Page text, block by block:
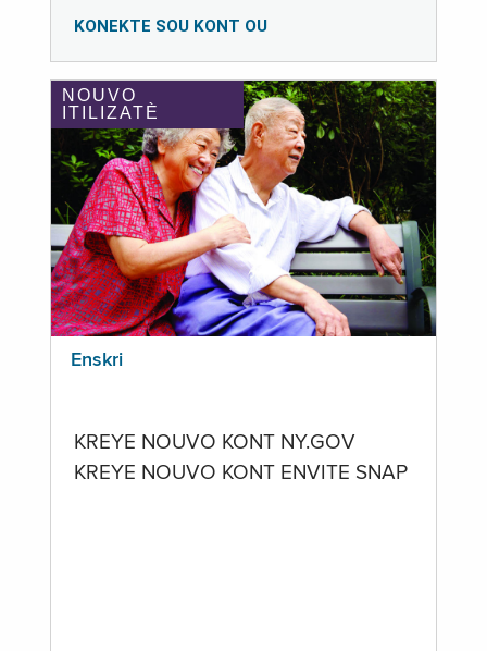
KONEKTE SOU KONT OU
NOUVO
ITILIZATÈ
Enskri
KREYE NOUVO KONT NY.GOV
KREYE NOUVO KONT ENVITE SNAP